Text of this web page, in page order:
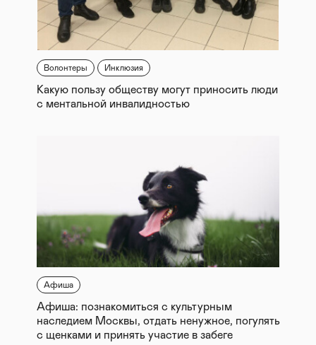
Волонтеры Инклюзия
Какую пользу обществу могут приносить люди
с ментальной инвалидностью
Афиша
Афиша: познакомиться с культурным
наследием Москвы, отдать ненужное, погулять
с щенками и принять участие в забеге